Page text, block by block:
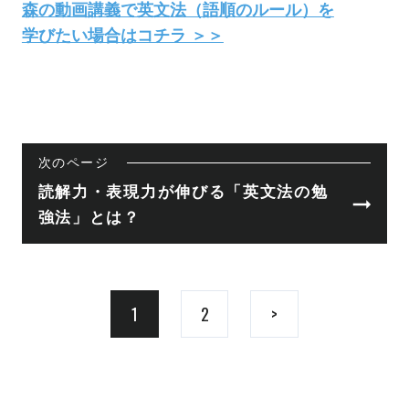
森の動画講義で英文法（語順のルール）を
学びたい場合はコチラ ＞＞
次のページ
読解力・表現力が伸びる「英文法の勉
強法」とは？
1 2 >